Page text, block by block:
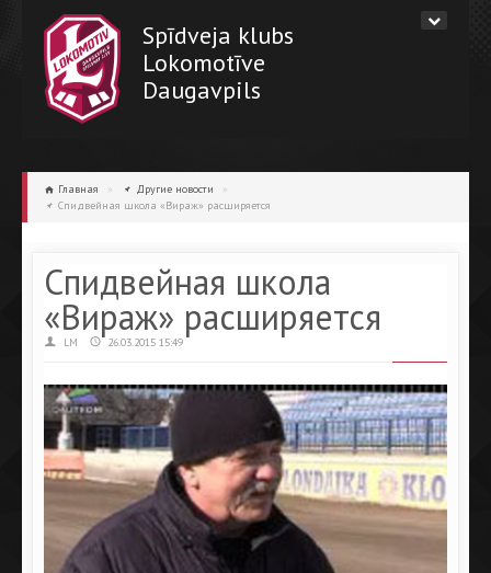
Spīdveja klubs
Lokomotīve
Daugavpils
Главная » Другие новости
»
Спидвейная школа «Вираж» расширяется
Спидвейная школа
«Вираж» расширяется
LM 26.03.2015 15:49